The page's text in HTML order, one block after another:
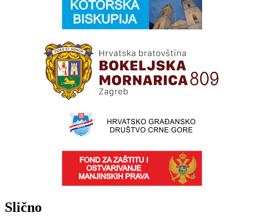
Slično